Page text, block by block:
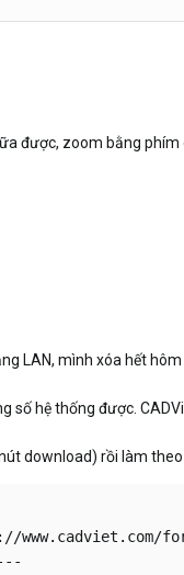
được, zoom bằng
LAN, mình xóa hết
số hệ thống được.
download) rồi làm